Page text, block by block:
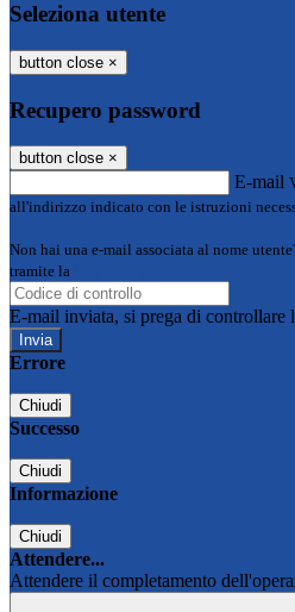
Seleziona utente
button close ×
Recupero password
button close ×
E-mail
all'indirizzo indicato con le istruzioni
Non hai una e-mail associata al nome
tramite la
E-mail inviata, si prega di controllare
Errore
Chiudi
Successo
Chiudi
Informazione
Chiudi
Attendere...
Attendere il completamento